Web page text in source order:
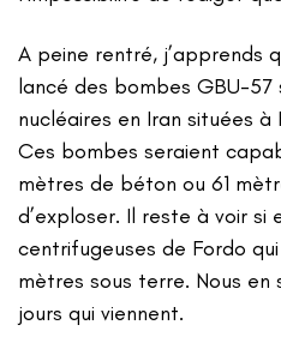
A peine rentré, j’apprends
lancé des bombes GBU-57
nucléaires en Iran situées
Ces bombes seraient
mètres de béton ou 61
d’exploser. Il reste à voir
centrifugeuses de Fordo
mètres sous terre. Nous en
jours qui viennent.